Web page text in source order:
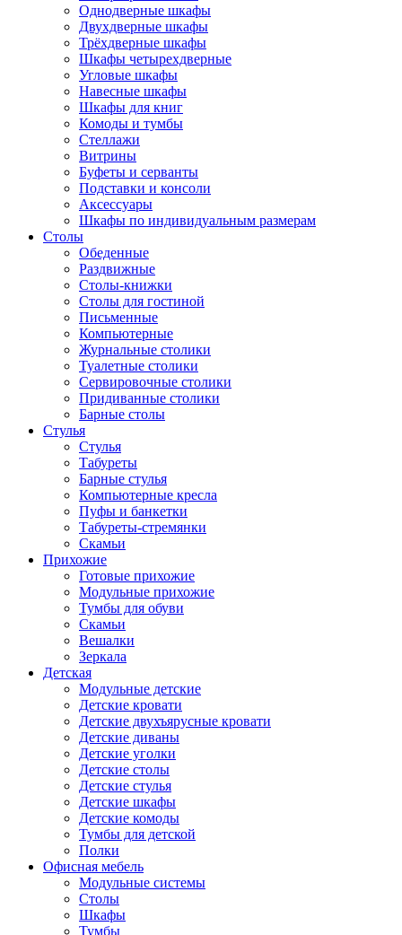
Однодверные шкафы
Двухдверные шкафы
Трёхдверные шкафы
Шкафы четырехдверные
Угловые шкафы
Навесные шкафы
Шкафы для книг
Комоды и тумбы
Стеллажи
Витрины
Буфеты и серванты
Подставки и консоли
Аксессуары
Шкафы по индивидуальным размерам
Столы
Обеденные
Раздвижные
Столы-книжки
Столы для гостиной
Письменные
Компьютерные
Журнальные столики
Туалетные столики
Сервировочные столики
Придиванные столики
Барные столы
Стулья
Стулья
Табуреты
Барные стулья
Компьютерные кресла
Пуфы и банкетки
Табуреты-стремянки
Скамьи
Прихожие
Готовые прихожие
Модульные прихожие
Тумбы для обуви
Скамьи
Вешалки
Зеркала
Детская
Модульные детские
Детские кровати
Детские двухъярусные кровати
Детские диваны
Детские уголки
Детские столы
Детские стулья
Детские шкафы
Детские комоды
Тумбы для детской
Полки
Офисная мебель
Модульные системы
Столы
Шкафы
Тумбы